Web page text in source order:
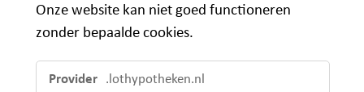
Onze website kan niet goed functioneren
zonder bepaalde cookies.
Noodzakelijke
.lothypotheken.nl